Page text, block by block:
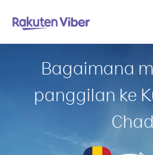
Bagaimana
panggilan ke